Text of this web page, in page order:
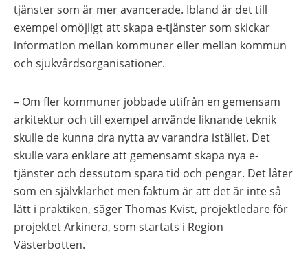
tjänster som är mer avancerade. Ibland är det till
exempel omöjligt att skapa e-tjänster som skickar
information mellan kommuner eller mellan kommun
och sjukvårdsorganisationer.
– Om fler kommuner jobbade utifrån en gemensam
arkitektur och till exempel använde liknande teknik
skulle de kunna dra nytta av varandra istället. Det
skulle vara enklare att gemensamt skapa nya e-
tjänster och dessutom spara tid och pengar. Det låter
som en självklarhet men faktum är att det är inte så
lätt i praktiken, säger Thomas Kvist, projektledare för
projektet Arkinera, som startats i Region
Västerbotten.